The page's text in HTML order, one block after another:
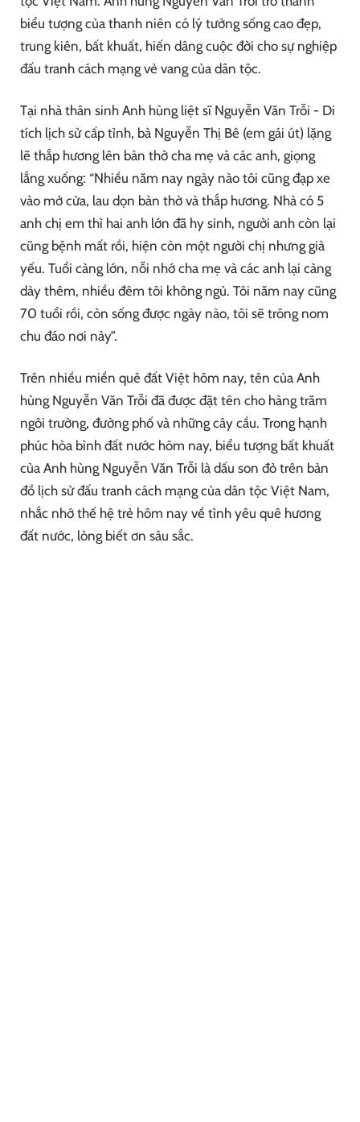
biểu tượng của thanh niên có lý tưởng sống cao đẹp,
trung kiên, bất khuất, hiến dâng cuộc đời cho sự nghiệp
đấu tranh cách mạng vẻ vang của dân tộc.
Tại nhà thân sinh Anh hùng liệt sĩ Nguyễn Văn Trỗi - Di
tích lịch sử cấp tỉnh, bà Nguyễn Thị Bê (em gái út) lặng
lẽ thắp hương lên bàn thờ cha mẹ và các anh, giọng
lắng xuống: “Nhiều năm nay ngày nào tôi cũng đạp xe
vào mở cửa, lau dọn bàn thờ và thắp hương. Nhà có 5
anh chị em thì hai anh lớn đã hy sinh, người anh còn lại
cũng bệnh mất rồi, hiện còn một người chị nhưng già
yếu. Tuổi càng lớn, nỗi nhớ cha mẹ và các anh lại càng
dày thêm, nhiều đêm tôi không ngủ. Tôi năm nay cũng
70 tuổi rồi, còn sống được ngày nào, tôi sẽ trông nom
chu đáo nơi này”.
Trên nhiều miền quê đất Việt hôm nay, tên của Anh
hùng Nguyễn Văn Trỗi đã được đặt tên cho hàng trăm
ngôi trường, đường phố và những cây cầu. Trong hạnh
phúc hòa bình đất nước hôm nay, biểu tượng bất khuất
của Anh hùng Nguyễn Văn Trỗi là dấu son đỏ trên bản
đồ lịch sử đấu tranh cách mạng của dân tộc Việt Nam,
nhắc nhớ thế hệ trẻ hôm nay về tình yêu quê hương
đất nước, lòng biết ơn sâu sắc.